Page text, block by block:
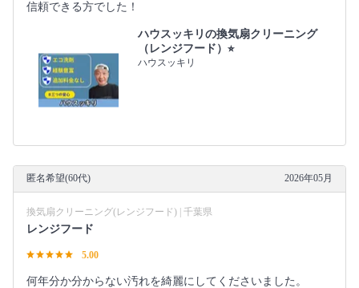
信頼できる方でした！
ハウスッキリの換気扇クリーニング
（レンジフード）⭐︎
ハウスッキリ
匿名希望(60代) 2026年05月
換気扇クリーニング(レンジフード) | 千葉県
レンジフード
5.00
何年分か分からない汚れを綺麗にしてくださいました。